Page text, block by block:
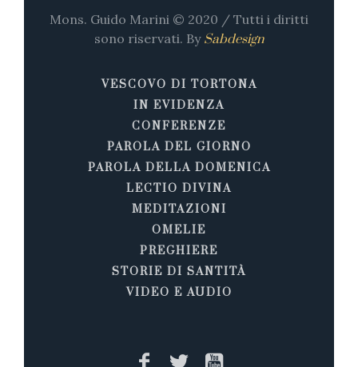
Mons. Guido Marini © 2020 / Tutti i diritti
sono riservati. By Sabdesign
VESCOVO DI TORTONA
IN EVIDENZA
CONFERENZE
PAROLA DEL GIORNO
PAROLA DELLA DOMENICA
LECTIO DIVINA
MEDITAZIONI
OMELIE
PREGHIERE
STORIE DI SANTITÀ
VIDEO E AUDIO